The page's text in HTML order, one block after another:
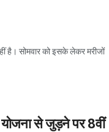
है। सोमवार को इसके लेकर मरीजों
से जुड़ने पर 8वीं